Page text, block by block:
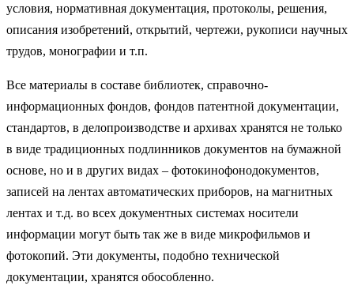
условия, нормативная документация, протоколы, решения,
описания изобретений, открытий, чертежи, рукописи научных
трудов, монографии и т.п.
Все материалы в составе библиотек, справочно-
информационных фондов, фондов патентной документации,
стандартов, в делопроизводстве и архивах хранятся не только
в виде традиционных подлинников документов на бумажной
основе, но и в других видах – фотокинофонодокументов,
записей на лентах автоматических приборов, на магнитных
лентах и т.д. во всех документных системах носители
информации могут быть так же в виде микрофильмов и
фотокопий. Эти документы, подобно технической
документации, хранятся обособленно.